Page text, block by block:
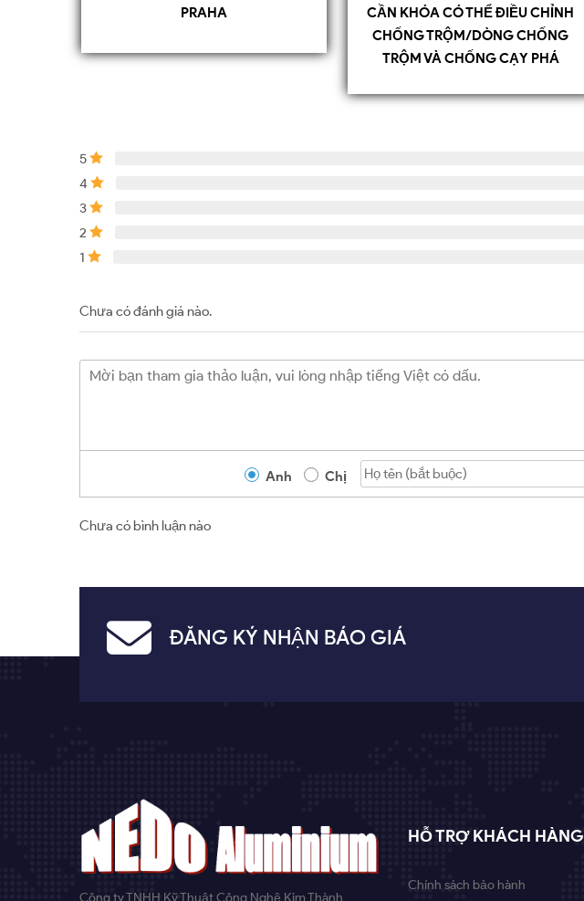
PRAHA
CẦN KHÓA CÓ THỂ ĐIỀU CHỈNH
CHỐNG TRỘM/DÒNG CHỐNG
TRỘM VÀ CHỐNG CẠY PHÁ
5
4
3
2
1
Chưa có đánh giá nào.
Anh Chị
Chưa có bình luận nào
ĐĂNG KÝ NHẬN BÁO GIÁ
HỖ TRỢ KHÁCH HÀNG
Chính sách bảo hành